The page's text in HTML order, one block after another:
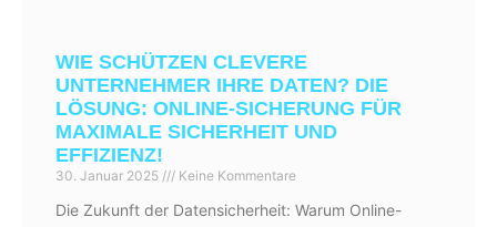
WIE SCHÜTZEN CLEVERE
UNTERNEHMER IHRE DATEN? DIE
LÖSUNG: ONLINE-SICHERUNG FÜR
MAXIMALE SICHERHEIT UND
EFFIZIENZ!
30. Januar 2025 Keine Kommentare
Die Zukunft der Datensicherheit: Warum Online-